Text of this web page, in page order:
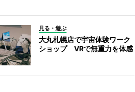
見る・遊ぶ
大丸札幌店で宇宙体験ワーク
ショップ VRで無重力を体感